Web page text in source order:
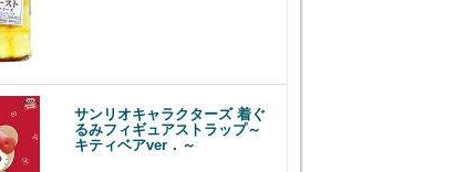
サンリオキャラクターズ 着ぐ
るみフィギュアストラップ～
キティベアver．～